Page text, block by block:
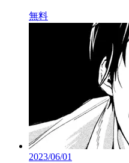
無料
2023/06/01